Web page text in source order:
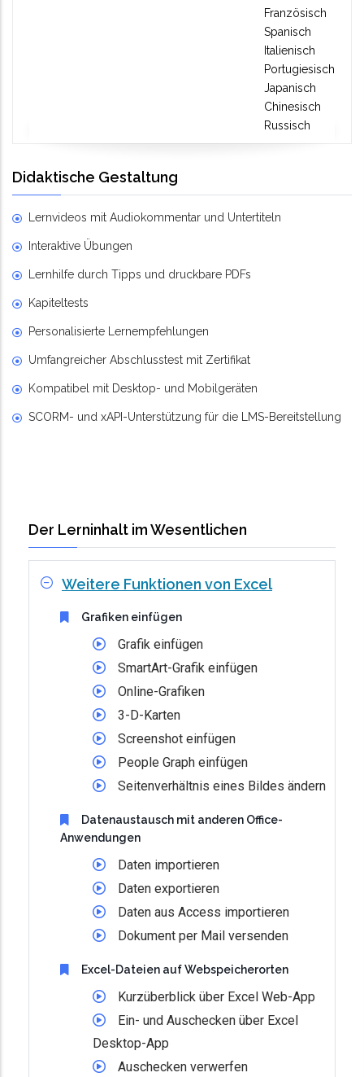
Französisch
Spanisch
Italienisch
Portugiesisch
Japanisch
Chinesisch
Russisch
Didaktische Gestaltung
Lernvideos mit Audiokommentar und Untertiteln
Interaktive Übungen
Lernhilfe durch Tipps und druckbare PDFs
Kapiteltests
Personalisierte Lernempfehlungen
Umfangreicher Abschlusstest mit Zertifikat
Kompatibel mit Desktop- und Mobilgeräten
SCORM- und xAPI-Unterstützung für die LMS-Bereitstellung
Der Lerninhalt im Wesentlichen
Weitere Funktionen von Excel
Grafiken einfügen
Grafik einfügen
SmartArt-Grafik einfügen
Online-Grafiken
3-D-Karten
Screenshot einfügen
People Graph einfügen
Seitenverhältnis eines Bildes ändern
Datenaustausch mit anderen Office-
Anwendungen
Daten importieren
Daten exportieren
Daten aus Access importieren
Dokument per Mail versenden
Excel-Dateien auf Webspeicherorten
Kurzüberblick über Excel Web-App
Ein- und Auschecken über Excel
Desktop-App
Auschecken verwerfen